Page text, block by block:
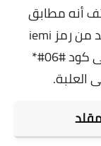
أنه مطابق
قم بالتأكد من رمز iemi
الخاص بالهاتف عن طريق الضغط على كود #06#*
العلبة.